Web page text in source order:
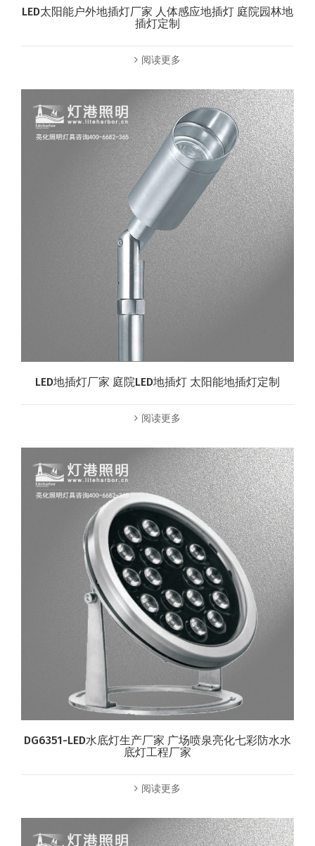
LED太阳能户外地插灯厂家 人体感应地插灯 庭院园林地
插灯定制
阅读更多
LED地插灯厂家 庭院LED地插灯 太阳能地插灯定制
阅读更多
DG6351-LED水底灯生产厂家 广场喷泉亮化七彩防水水
底灯工程厂家
阅读更多